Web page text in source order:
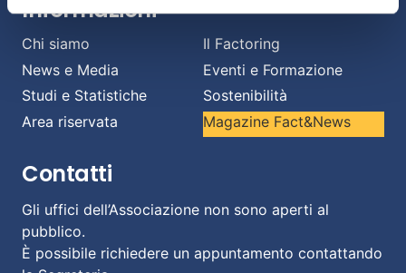
Informazioni
Chi siamo
Il Factoring
News e Media
Eventi e Formazione
Studi e Statistiche
Sostenibilità
Area riservata
Magazine Fact&News
Contatti
Gli uffici dell’Associazione non sono aperti al
pubblico.
È possibile richiedere un appuntamento contattando